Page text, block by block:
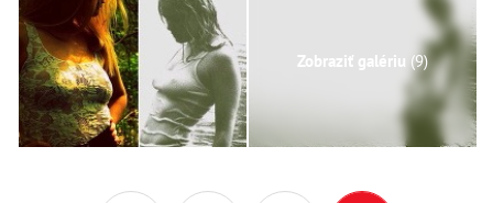
Zobraziť galériu (9)